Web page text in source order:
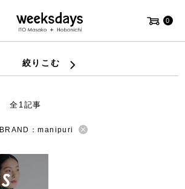
0
絞りこむ
全1記事
BRAND：manipuri